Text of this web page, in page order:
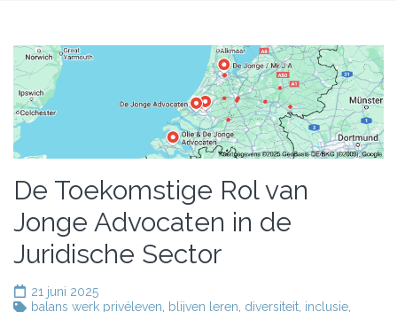
De Toekomstige Rol van
Jonge Advocaten in de
Juridische Sector
21 juni 2025
balans werk privéleven, blijven leren, diversiteit, inclusie,